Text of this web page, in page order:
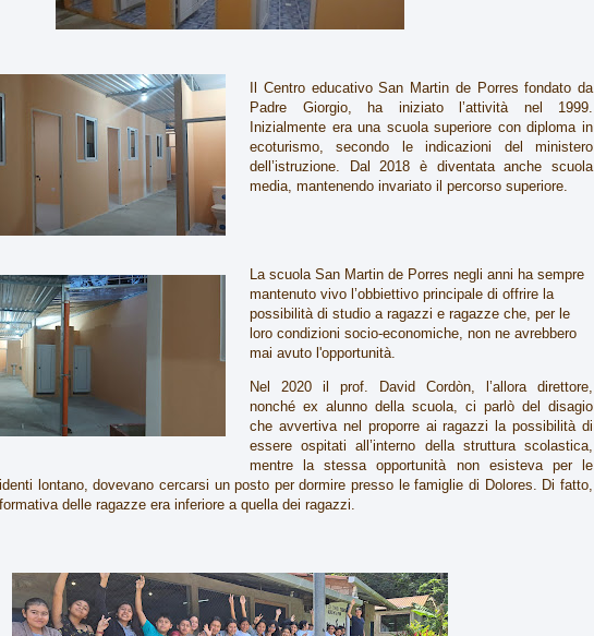
Il Centro educativo San Martin de Porres fondato da
Padre Giorgio, ha iniziato l’attività nel 1999.
Inizialmente era una scuola superiore con diploma in
ecoturismo, secondo le indicazioni del ministero
dell’istruzione. Dal 2018 è diventata anche scuola
media, mantenendo invariato il percorso superiore.
La scuola San Martin de Porres negli anni ha sempre
mantenuto vivo l’obbiettivo principale di offrire la
possibilità di studio a ragazzi e ragazze che, per le
loro condizioni socio-economiche, non ne avrebbero
mai avuto l'opportunità.
Nel 2020 il prof. David Cordòn, l’allora direttore,
nonché ex alunno della scuola, ci parlò del disagio
che avvertiva nel proporre ai ragazzi la possibilità di
essere ospitati all’interno della struttura scolastica,
mentre la stessa opportunità non esisteva per le
lontano, dovevano cercarsi un posto per dormire presso le famiglie di Dolores. Di fatto,
delle ragazze era inferiore a quella dei ragazzi.